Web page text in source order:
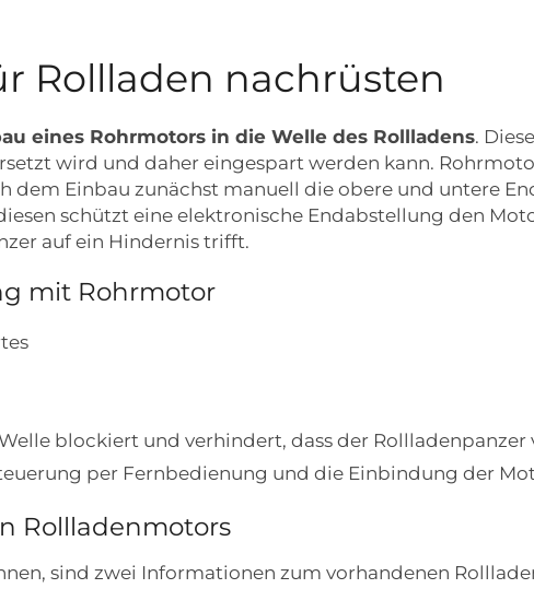
Rollladen nachrüsten
eines Rohrmotors in die Welle des Rollladens.
wird und daher eingespart werden kann.
dem Einbau zunächst manuell die obere und untere
schützt eine elektronische Endabstellung den
auf ein Hindernis trifft.
mit Rohrmotor
blockiert und verhindert, dass der
per Fernbedienung und die Einbindung der
Rollladenmotors
sind zwei Informationen zum vorhandenen